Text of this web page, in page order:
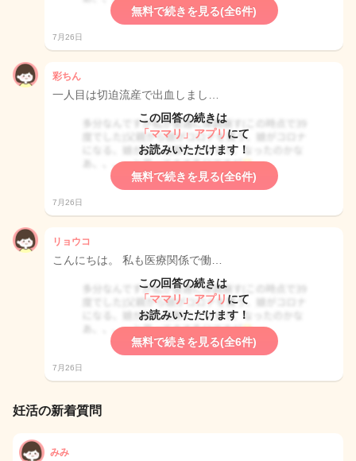
無料で続きを見る(全6件)
7月26日
彩ちん
一人目は切迫流産で出血しまし…
この回答の続きは
「ママリ」アプリ にて
お読みいただけます！
無料で続きを見る(全6件)
7月26日
リョウコ
こんにちは。 私も医療関係で働…
この回答の続きは
「ママリ」アプリ にて
お読みいただけます！
無料で続きを見る(全6件)
7月26日
妊活の新着質問
みみ